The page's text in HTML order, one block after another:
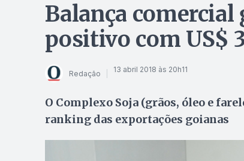
Balança comercial
positivo com US$
Redação 13 abril 2018 às 20h11
O Complexo Soja (grãos, óleo e
ranking das exportações goianas